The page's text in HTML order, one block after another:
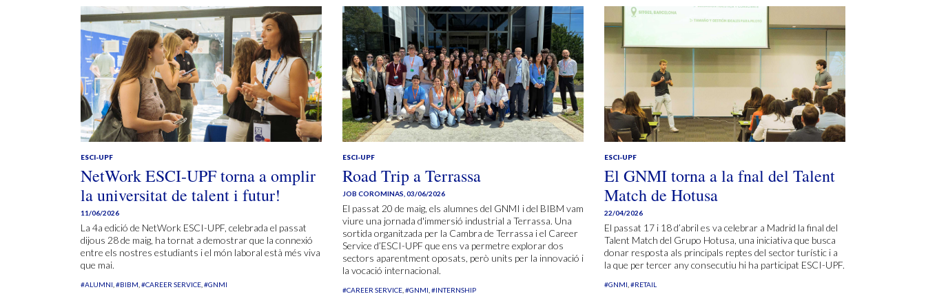
ESCI-UPF
NetWork ESCI-UPF torna a omplir
la universitat de talent i futur!
11/06/2026
La 4a edició de NetWork ESCI-UPF, celebrada el passat
dijous 28 de maig, ha tornat a demostrar que la connexió
entre els nostres estudiants i el món laboral està més viva
que mai.
#ALUMNI #BIBM #CAREER SERVICE #GNMI
ESCI-UPF
Road Trip a Terrassa
JOB COROMINAS 03/06/2026
El passat 20 de maig, els alumnes del GNMI i del BIBM vam
viure una jornada d'immersió industrial a Terrassa. Una
sortida organitzada per la Cambra de Terrassa i el Career
Service d’ESCI-UPF que ens va permetre explorar dos
sectors aparentment oposats, però units per la innovació i
la vocació internacional.
#CAREER SERVICE #GNMI #INTERNSHIP
ESCI-UPF
El GNMI torna a la fnal del Talent
Match de Hotusa
22/04/2026
El passat 17 i 18 d’abril es va celebrar a Madrid la final del
Talent Match del Grupo Hotusa, una iniciativa que busca
donar resposta als principals reptes del sector turístic i a
la que per tercer any consecutiu hi ha participat ESCI-UPF.
#GNMI #RETAIL